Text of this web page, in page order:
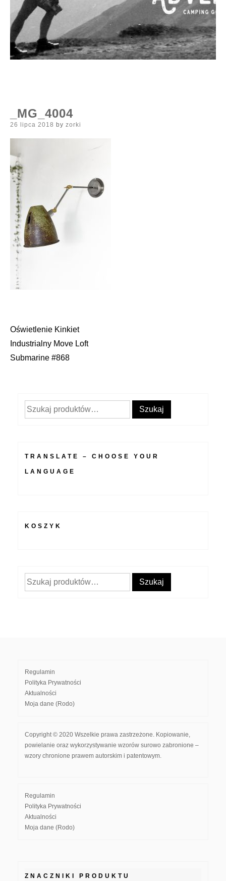
_MG_4004
Posted
26 lipca 2018 by zorki
Nawigacja
wpisu
Oświetlenie Kinkiet
Industrialny Move Loft
Submarine #868
Szukaj: Szukaj
TRANSLATE – CHOOSE YOUR
LANGUAGE
KOSZYK
Szukaj: Szukaj
Regulamin
Polityka Prywatności
Aktualności
Moja dane (Rodo)
Copyright © 2020 Wszelkie prawa zastrzeżone. Kopiowanie,
powielanie oraz wykorzystywanie wzorów surowo zabronione –
wzory chronione prawem autorskim i patentowym.
Regulamin
Polityka Prywatności
Aktualności
Moja dane (Rodo)
ZNACZNIKI PRODUKTU